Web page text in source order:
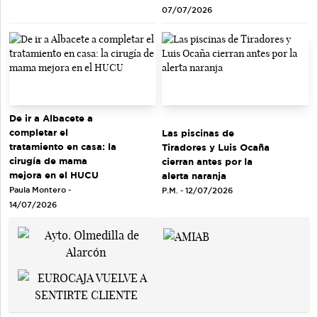
07/07/2026
De ir a Albacete a
completar el
tratamiento en casa: la
cirugía de mama
mejora en el HUCU
Paula Montero -
14/07/2026
Las piscinas de
Tiradores y Luis Ocaña
cierran antes por la
alerta naranja
P.M. - 12/07/2026